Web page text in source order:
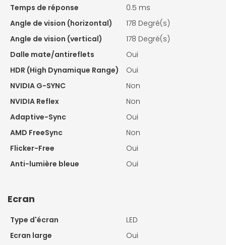
Temps de réponse
0.5 ms
Angle de vision (horizontal)
178 Degré(s)
Angle de vision (vertical)
178 Degré(s)
Dalle mate/antireflets
Oui
HDR (High Dynamique Range)
Oui
NVIDIA G-SYNC
Non
NVIDIA Reflex
Non
Adaptive-Sync
Oui
AMD FreeSync
Non
Flicker-Free
Oui
Anti-lumière bleue
Oui
Ecran
Type d'écran
LED
Ecran large
Oui